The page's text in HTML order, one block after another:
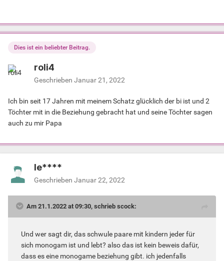
Dies ist ein beliebter Beitrag.
roli4
Geschrieben Januar 21, 2022
Ich bin seit 17 Jahren mit meinem Schatz glücklich der bi ist und 2
Töchter mit in die Beziehung gebracht hat und seine Töchter sagen
auch zu mir Papa
le****
Geschrieben Januar 22, 2022
Am 21.1.2022 at 09:30, schrieb scock:
Und wer sagt dir, das schwule paare mit kindern jeder für
sich monogam ist und lebt? also das ist kein beweis dafür,
dass es eine monogame beziehung gibt. ich jedenfalls